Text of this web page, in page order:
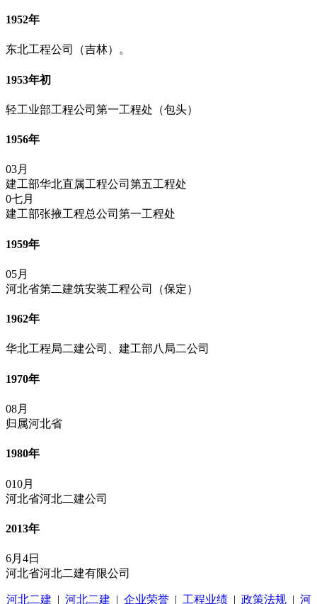
1952年
东北工程公司（吉林）。
1953年初
轻工业部工程公司第一工程处（包头）
1956年
03月
建工部华北直属工程公司第五工程处
0七月
建工部张掖工程总公司第一工程处
1959年
05月
河北省第二建筑安装工程公司（保定）
1962年
华北工程局二建公司、建工部八局二公司
1970年
08月
归属河北省
1980年
010月
河北省河北二建公司
2013年
6月4日
河北省河北二建有限公司
河北二建 | 河北二建 | 企业荣誉| 工程业绩| 政策法规| 河